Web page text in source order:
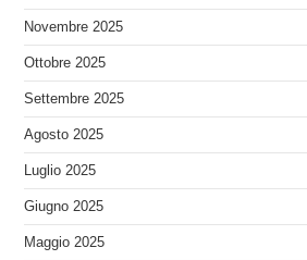
Novembre 2025
Ottobre 2025
Settembre 2025
Agosto 2025
Luglio 2025
Giugno 2025
Maggio 2025